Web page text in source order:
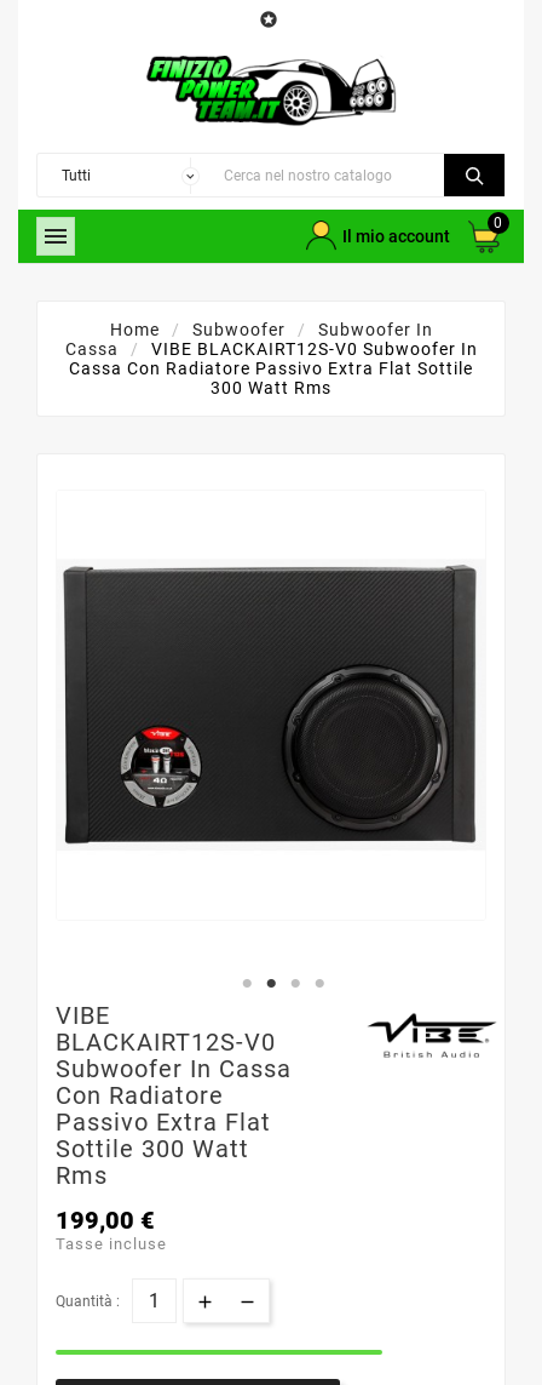

 Il mio account
0
Home Subwoofer
Subwoofer In
Cassa
VIBE BLACKAIRT12S-V0 Subwoofer In
Cassa Con Radiatore Passivo Extra Flat Sottile
300 Watt Rms
VIBE
BLACKAIRT12S-V0
Subwoofer In Cassa
Con Radiatore
Passivo Extra Flat
Sottile 300 Watt
Rms
199,00 €
Tasse incluse
Quantità :